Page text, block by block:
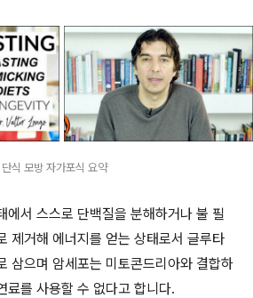
단식 모방 자가포식 요약
에서 스스로 단백질을 분해하거나 불 필
제거해 에너지를 얻는 상태로서 글루타
삼으며 암세포는 미토콘드리아와 결합하
료를 사용할 수 없다고 합니다.